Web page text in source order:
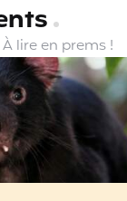
lire en prems !